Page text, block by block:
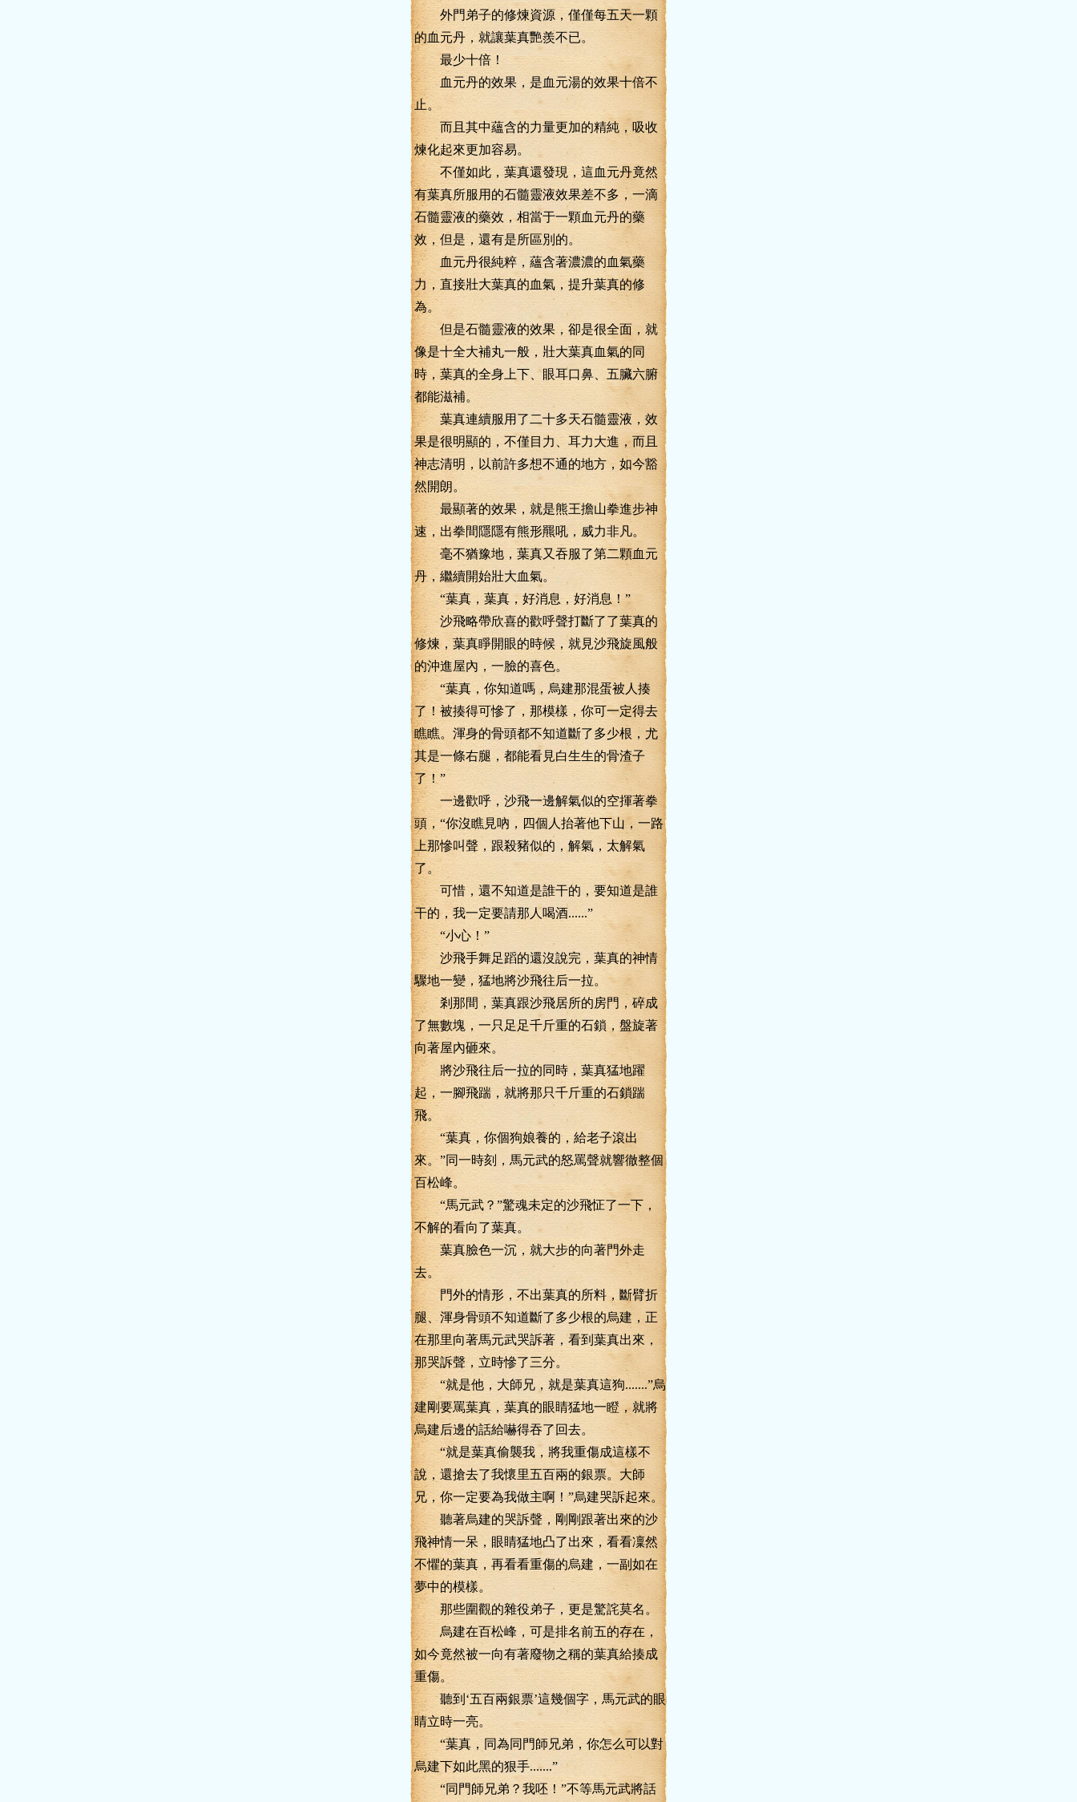
外門弟子的修煉資源，僅僅每五天一顆
的血元丹，就讓葉真艷羨不已。
最少十倍！
血元丹的效果，是血元湯的效果十倍不
止。
而且其中蘊含的力量更加的精純，吸收
煉化起來更加容易。
不僅如此，葉真還發現，這血元丹竟然
有葉真所服用的石髓靈液效果差不多，一滴
石髓靈液的藥效，相當于一顆血元丹的藥
效，但是，還有是所區別的。
血元丹很純粹，蘊含著濃濃的血氣藥
力，直接壯大葉真的血氣，提升葉真的修
為。
但是石髓靈液的效果，卻是很全面，就
像是十全大補丸一般，壯大葉真血氣的同
時，葉真的全身上下、眼耳口鼻、五臟六腑
都能滋補。
葉真連續服用了二十多天石髓靈液，效
果是很明顯的，不僅目力、耳力大進，而且
神志清明，以前許多想不通的地方，如今豁
然開朗。
最顯著的效果，就是熊王擔山拳進步神
速，出拳間隱隱有熊形羆吼，威力非凡。
毫不猶豫地，葉真又吞服了第二顆血元
丹，繼續開始壯大血氣。
“葉真，葉真，好消息，好消息！”
沙飛略帶欣喜的歡呼聲打斷了了葉真的
修煉，葉真睜開眼的時候，就見沙飛旋風般
的沖進屋內，一臉的喜色。
“葉真，你知道嗎，烏建那混蛋被人揍
了！被揍得可慘了，那模樣，你可一定得去
瞧瞧。渾身的骨頭都不知道斷了多少根，尤
其是一條右腿，都能看見白生生的骨渣子
了！”
一邊歡呼，沙飛一邊解氣似的空揮著拳
頭，“你沒瞧見吶，四個人抬著他下山，一路
上那慘叫聲，跟殺豬似的，解氣，太解氣
了。
可惜，還不知道是誰干的，要知道是誰
干的，我一定要請那人喝酒......”
“小心！”
沙飛手舞足蹈的還沒說完，葉真的神情
驟地一變，猛地將沙飛往后一拉。
剎那間，葉真跟沙飛居所的房門，碎成
了無數塊，一只足足千斤重的石鎖，盤旋著
向著屋內砸來。
將沙飛往后一拉的同時，葉真猛地躍
起，一腳飛踹，就將那只千斤重的石鎖踹
飛。
“葉真，你個狗娘養的，給老子滾出
來。”同一時刻，馬元武的怒罵聲就響徹整個
百松峰。
“馬元武？”驚魂未定的沙飛怔了一下，
不解的看向了葉真。
葉真臉色一沉，就大步的向著門外走
去。
門外的情形，不出葉真的所料，斷臂折
腿、渾身骨頭不知道斷了多少根的烏建，正
在那里向著馬元武哭訴著，看到葉真出來，
那哭訴聲，立時慘了三分。
“就是他，大師兄，就是葉真這狗.......”烏
建剛要罵葉真，葉真的眼睛猛地一瞪，就將
烏建后邊的話給嚇得吞了回去。
“就是葉真偷襲我，將我重傷成這樣不
說，還搶去了我懷里五百兩的銀票。大師
兄，你一定要為我做主啊！”烏建哭訴起來。
聽著烏建的哭訴聲，剛剛跟著出來的沙
飛神情一呆，眼睛猛地凸了出來，看看凜然
不懼的葉真，再看看重傷的烏建，一副如在
夢中的模樣。
那些圍觀的雜役弟子，更是驚詫莫名。
烏建在百松峰，可是排名前五的存在，
如今竟然被一向有著廢物之稱的葉真給揍成
重傷。
聽到‘五百兩銀票’這幾個字，馬元武的眼
睛立時一亮。
“葉真，同為同門師兄弟，你怎么可以對
烏建下如此黑的狠手.......”
“同門師兄弟？我呸！”不等馬元武將話